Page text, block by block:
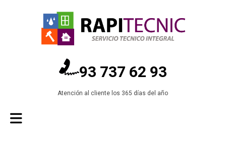
93 737 62 93
Atención al cliente los 365 días del año